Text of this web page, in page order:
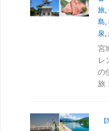
旅,
島,
泉,
宮
レ
の
旅！